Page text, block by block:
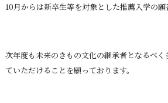
10月からは新卒生等を対象とした推薦入学の願
次年度も未来のきもの文化の継承者となるべ
ていただけることを願っております。